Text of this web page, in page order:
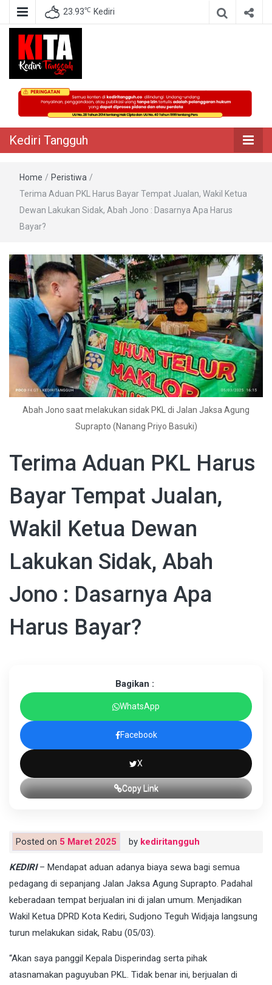
23.93℃ Kediri
Kediri Tangguh
Berita Akurat Terpercaya
Kediri Tangguh
Home / Peristiwa /
Terima Aduan PKL Harus Bayar Tempat Jualan, Wakil Ketua
Dewan Lakukan Sidak, Abah Jono : Dasarnya Apa Harus
Bayar?
Abah Jono saat melakukan sidak PKL di Jalan Jaksa Agung
Suprapto (Nanang Priyo Basuki)
Terima Aduan PKL Harus
Bayar Tempat Jualan,
Wakil Ketua Dewan
Lakukan Sidak, Abah
Jono : Dasarnya Apa
Harus Bayar?
Bagikan :
WhatsApp
Facebook
X
Copy Link
Posted on 5 Maret 2025 by kediritangguh
KEDIRI– Mendapat aduan adanya biaya sewa bagi semua
pedagang di sepanjang Jalan Jaksa Agung Suprapto. Padahal
keberadaan tempat berjualan ini di jalan umum. Menjadikan
Wakil Ketua DPRD Kota Kediri, Sudjono Teguh Widjaja langsung
turun melakukan sidak, Rabu (05/03).
“Akan saya panggil Kepala Disperindag serta pihak
atasnamakan paguyuban PKL. Tidak benar ini, berjualan di